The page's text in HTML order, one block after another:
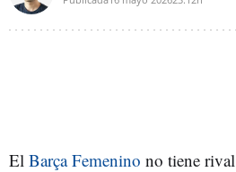
El Barça Femenino no tiene